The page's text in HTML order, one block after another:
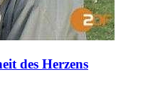
des Herzens